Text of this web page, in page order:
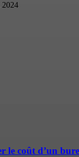
2024
le coût d’un